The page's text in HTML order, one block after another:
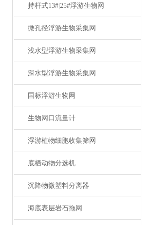
持杆式13#|25#浮游生物网
微孔径浮游生物采集网
浅水型浮游生物采集网
深水型浮游生物采集网
国标浮游生物网
生物网口流量计
浮游植物细胞收集筛网
底栖动物分选机
沉降物微塑料分离器
海底表层岩石拖网